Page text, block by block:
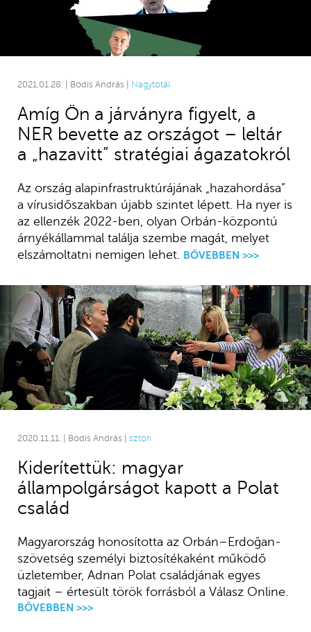
2021.01.28. | Bódis András | Nagytotál
Amíg Ön a járványra figyelt, a
NER bevette az országot – leltár
a „hazavitt” stratégiai ágazatokról
Az ország alapinfrastruktúrájának „hazahordása”
a vírusidőszakban újabb szintet lépett. Ha nyer is
az ellenzék 2022-ben, olyan Orbán-központú
árnyékállammal találja szembe magát, melyet
elszámoltatni nemigen lehet.
BŐVEBBEN >>>
2020.11.11. | Bódis András | sztori
Kiderítettük: magyar
állampolgárságot kapott a Polat
család
Magyarország honosította az Orbán–Erdoğan-
szövetség személyi biztosítékaként működő
üzletember, Adnan Polat családjának egyes
tagjait – értesült török forrásból a Válasz Online.
BŐVEBBEN >>>